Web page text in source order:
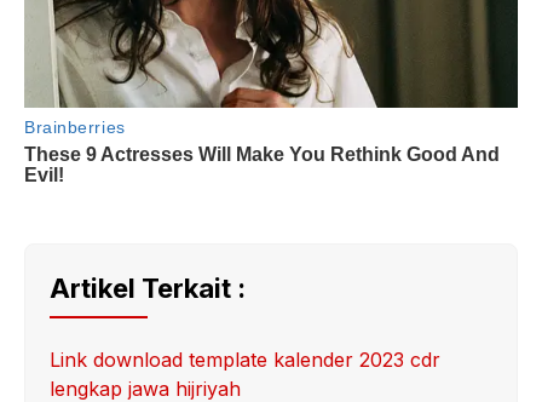
Artikel Terkait :
Link download template kalender 2023 cdr
lengkap jawa hijriyah